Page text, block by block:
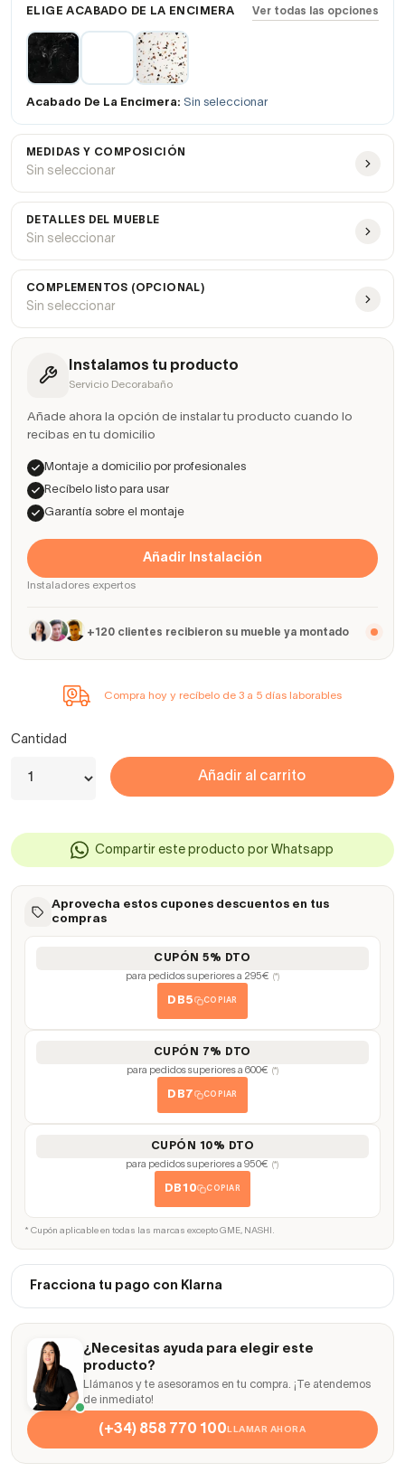
ELIGE ACABADO DE LA ENCIMERA Ver todas las opciones
Acabado De La Encimera: Sin seleccionar
MEDIDAS Y COMPOSICIÓN
Sin seleccionar
DETALLES DEL MUEBLE
Sin seleccionar
COMPLEMENTOS (OPCIONAL)
Sin seleccionar
Instalamos tu producto
Servicio Decorabaño
Añade ahora la opción de instalar tu producto cuando lo
recibas en tu domicilio
Montaje a domicilio por profesionales
Recíbelo listo para usar
Garantía sobre el montaje
Añadir Instalación
Instaladores expertos
+120 clientes recibieron su mueble ya montado
Compra hoy y recíbelo de 3 a 5 días laborables
Cantidad
Añadir al carrito
Compartir este producto por Whatsapp
Aprovecha estos cupones descuentos en tus
compras
CUPÓN 5% DTO
para pedidos superiores a 295€ (*)
DB5 COPIAR
CUPÓN 7% DTO
para pedidos superiores a 600€ (*)
DB7 COPIAR
CUPÓN 10% DTO
para pedidos superiores a 950€ (*)
DB10 COPIAR
* Cupón aplicable en todas las marcas excepto GME, NASHI.
Fracciona tu pago con Klarna
¿Necesitas ayuda para elegir este
producto?
Llámanos y te asesoramos en tu compra. ¡Te atendemos
de inmediato!
(+34) 858 770 100LLAMAR AHORA